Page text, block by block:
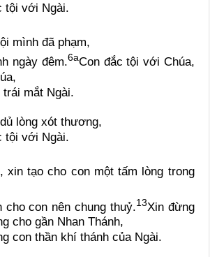
tội với Ngài.
mình đã phạm,
ngày đêm.6aCon đắc tội với Chúa,
mắt Ngài.
lòng xót thương,
tội với Ngài.
xin tạo cho con một tấm lòng trong
cho con nên chung thuỷ.13Xin đừng
cho gần Nhan Thánh,
con thần khí thánh của Ngài.